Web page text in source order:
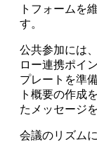
トフォームを
す。
公共参加には
ロー連携ポイ
プレートを準
ト概要の作成
たメッセージ
会議のリズム